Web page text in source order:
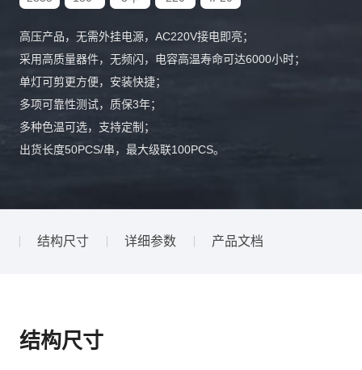
高压产品，无需外挂电源，AC220V接电即亮；
采用高质量器件，无频闪，电容高温寿命可达6000小时；
单灯可剪更方便，安装快捷；
多项可靠性测试，质保3年；
多种色温可选，支持定制；
出货长度50PCS/串，最大级联100PCS。
结构尺寸 详细参数 产品文档
结构尺寸